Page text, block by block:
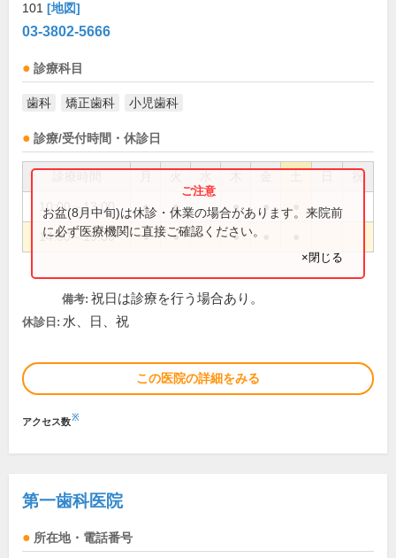
101 [地図]
03-3802-5666
診療科目
歯科 矯正歯科 小児歯科
診療/受付時間・休診日
祝
10:00～13:00 ● ● ● ●
14:30～19:00 ● ● ●
お盆(8月中旬)は休診・休業の場合があります。来院前
に必ず医療機関に直接ご確認ください。
×閉じる
備考: 祝日は診療を行う場合あり。
休診日: 水、日、祝
この医院の詳細をみる
アクセス数※
第一歯科医院
所在地・電話番号